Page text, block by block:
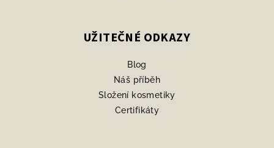
UŽITEČNÉ ODKAZY
Blog
Náš příběh
Složení kosmetiky
Certifikáty